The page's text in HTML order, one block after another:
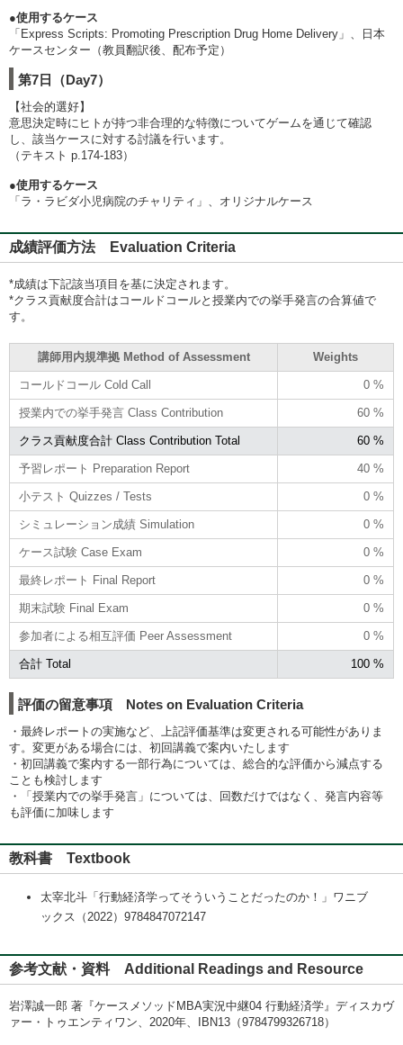
●使用するケース
「Express Scripts: Promoting Prescription Drug Home Delivery」、日本
ケースセンター（教員翻訳後、配布予定）
第7日（Day7）
【社会的選好】
意思決定時にヒトが持つ非合理的な特徴についてゲームを通じて確認
し、該当ケースに対する討議を行います。
（テキスト p.174-183）
●使用するケース
「ラ・ラビダ小児病院のチャリティ」、オリジナルケース
成績評価方法 Evaluation Criteria
*成績は下記該当項目を基に決定されます。
*クラス貢献度合計はコールドコールと授業内での挙手発言の合算値で
す。
講師用内規準拠 Method of Assessment Weights
コールドコール Cold Call 0 %
授業内での挙手発言 Class Contribution 60 %
クラス貢献度合計 Class Contribution Total 60 %
予習レポート Preparation Report 40 %
小テスト Quizzes / Tests 0 %
シミュレーション成績 Simulation 0 %
ケース試験 Case Exam 0 %
最終レポート Final Report 0 %
期末試験 Final Exam 0 %
参加者による相互評価 Peer Assessment 0 %
合計 Total 100 %
評価の留意事項 Notes on Evaluation Criteria
・最終レポートの実施など、上記評価基準は変更される可能性がありま
す。変更がある場合には、初回講義で案内いたします
・初回講義で案内する一部行為については、総合的な評価から減点する
ことも検討します
・「授業内での挙手発言」については、回数だけではなく、発言内容等
も評価に加味します
教科書 Textbook
太宰北斗「行動経済学ってそういうことだったのか！」ワニブ
ックス（2022）9784847072147
参考文献・資料 Additional Readings and Resource
岩澤誠一郎 著『ケースメソッドMBA実況中継04 行動経済学』ディスカヴ
ァー・トゥエンティワン、2020年、IBN13（9784799326718）